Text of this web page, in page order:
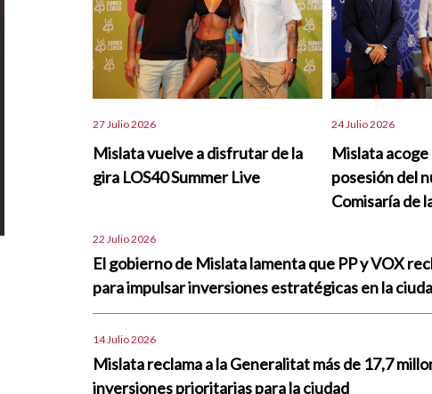
27 Julio 2026
Mislata vuelve a disfrutar de la
gira LOS40 Summer Live
24 Julio 2026
Mislata acoge
posesión del
Comisaría de
22 Julio 2026
El gobierno de Mislata lamenta que PP y VOX
para impulsar inversiones estratégicas en la
14 Julio 2026
Mislata reclama a la Generalitat más de 17,7
inversiones prioritarias para la ciudad